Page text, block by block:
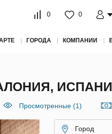
0 0
ГОРОДА КОМПАНИИ
Просмотренные (1)
Город